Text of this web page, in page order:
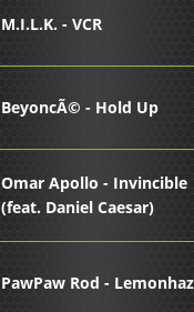
M.I.L.K. - VCR
BeyoncÃ© - Hold Up
Omar Apollo - Invincible
(feat. Daniel Caesar)
PawPaw Rod -